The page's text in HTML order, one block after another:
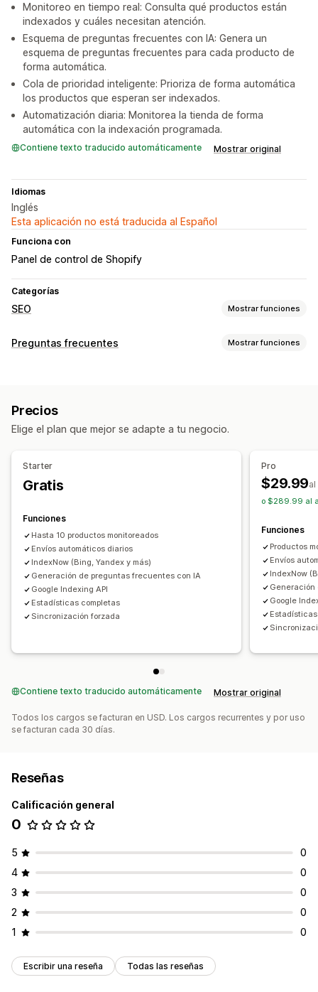
Monitoreo en tiempo real: Consulta qué productos están
indexados y cuáles necesitan atención.
Esquema de preguntas frecuentes con IA: Genera un
esquema de preguntas frecuentes para cada producto de
forma automática.
Cola de prioridad inteligente: Prioriza de forma automática
los productos que esperan ser indexados.
Automatización diaria: Monitorea la tienda de forma
automática con la indexación programada.
Contiene texto traducido automáticamente Mostrar original
Idiomas
Inglés
Esta aplicación no está traducida al Español
Funciona con
Panel de control de Shopify
Categorías
SEO Mostrar funciones
Herramientas de SEO
Automatizaciones
Informes
Seguimiento de posicionamiento
Tráfico del sitio web
Preguntas frecuentes Mostrar funciones
Precios
Elige el plan que mejor se adapte a tu negocio.
Starter
Gratis
Funciones
Hasta 10 productos monitoreados
Envíos automáticos diarios
IndexNow (Bing, Yandex y más)
Generación de preguntas frecuentes con IA
Google Indexing API
Estadísticas completas
Sincronización forzada
Pro
$29.99
o $289.99 al
Funciones
Productos
Envíos
IndexNow
Google
Contiene texto traducido automáticamente Mostrar original
Todos los cargos se facturan en USD. Los cargos recurrentes y por uso
se facturan cada 30 días.
Reseñas
Calificación general
0
5
0
4
0
3
0
2
0
1
0
Escribir una reseña Todas las reseñas